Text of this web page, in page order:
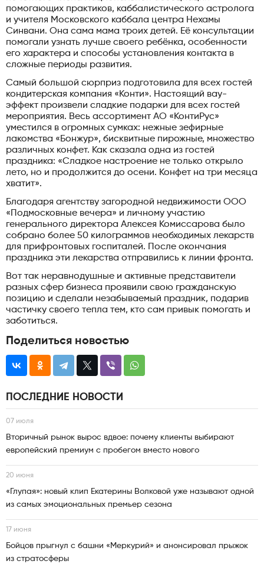
помогающих практиков, каббалистического астролога
и учителя Московского каббала центра Нехамы
Синвани. Она сама мама троих детей. Её консультации
помогали узнать лучше своего ребёнка, особенности
его характера и способы установления контакта в
сложные периоды развития.
Самый большой сюрприз подготовила для всех гостей
кондитерская компания «Конти». Настоящий вау-
эффект произвели сладкие подарки для всех гостей
мероприятия. Весь ассортимент АО «КонтиРус»
уместился в огромных сумках: нежные зефирные
лакомства «Бонжур», бисквитные пирожные, множество
различных конфет. Как сказала одна из гостей
праздника: «Сладкое настроение не только открыло
лето, но и продолжится до осени. Конфет на три месяца
хватит».
Благодаря агентству загородной недвижимости ООО
«Подмосковные вечера» и личному участию
генерального директора Алексея Комиссарова было
собрано более 50 килограммов необходимых лекарств
для прифронтовых госпиталей. После окончания
праздника эти лекарства отправились к линии фронта.
Вот так неравнодушные и активные представители
разных сфер бизнеса проявили свою гражданскую
позицию и сделали незабываемый праздник, подарив
частичку своего тепла тем, кто сам привык помогать и
заботиться.
Поделиться новостью
ПОСЛЕДНИЕ НОВОСТИ
07 июля
Вторичный рынок вырос вдвое: почему клиенты выбирают
европейский премиум с пробегом вместо нового
20 июня
«Глупая»: новый клип Екатерины Волковой уже называют одной
из самых эмоциональных премьер сезона
17 июня
Бойцов прыгнул с башни «Меркурий» и анонсировал прыжок
из стратосферы